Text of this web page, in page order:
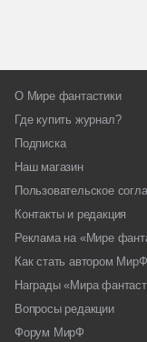
О Мире фантастики
Где купить журнал?
Подписка
Наш магазин
Пользовательское
Контакты и редакция
Реклама на «Мире
Как стать автором МирФ
Награды «Мира
Вопросы редакции
Форум МирФ